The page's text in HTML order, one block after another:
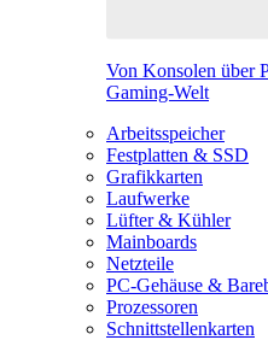
Von Konsolen über
Gaming-Welt
Arbeitsspeicher
Festplatten & SSD
Grafikkarten
Laufwerke
Lüfter & Kühler
Mainboards
Netzteile
PC-Gehäuse &
Prozessoren
Schnittstellenkarten